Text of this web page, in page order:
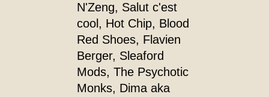
N'Zeng, Salut c'est
cool, Hot Chip, Blood
Red Shoes, Flavien
Berger, Sleaford
Mods, The Psychotic
Monks, Dima aka